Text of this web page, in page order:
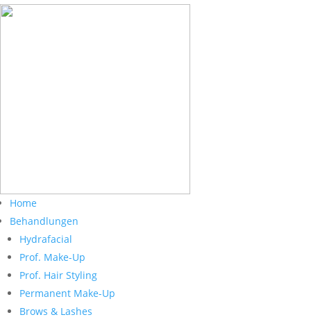
Home
Behandlungen
Hydrafacial
Prof. Make-Up
Prof. Hair Styling
Permanent Make-Up
Brows & Lashes